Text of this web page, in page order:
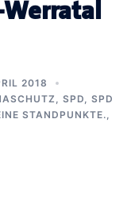
2018
SPD
SPD
STANDPUNKTE.